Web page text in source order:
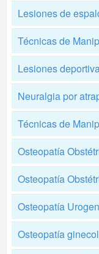
Lesiones de
Técnicas de
Lesiones
Neuralgia por
Técnicas de
Osteopatía
Osteopatía
Osteopatía
Osteopatía